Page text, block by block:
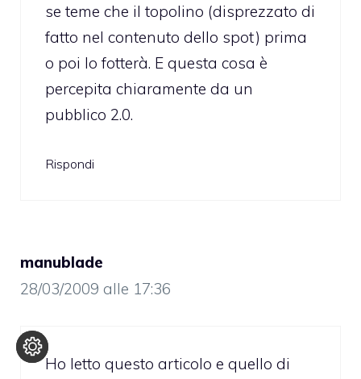
se teme che il topolino (disprezzato di
fatto nel contenuto dello spot) prima
o poi lo fotterà. E questa cosa è
percepita chiaramente da un
pubblico 2.0.
Rispondi
manublade
28/03/2009 alle 17:36
Ho letto questo articolo e quello di